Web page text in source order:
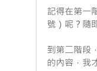
記得在第一
號）呢？隨
到第二階段
的內容，我